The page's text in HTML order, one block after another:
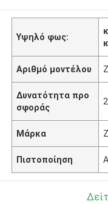
Υψηλό φως:
Αριθμό μοντέλου
Δυνατότητα προ
σφοράς
Μάρκα
Πιστοποίηση